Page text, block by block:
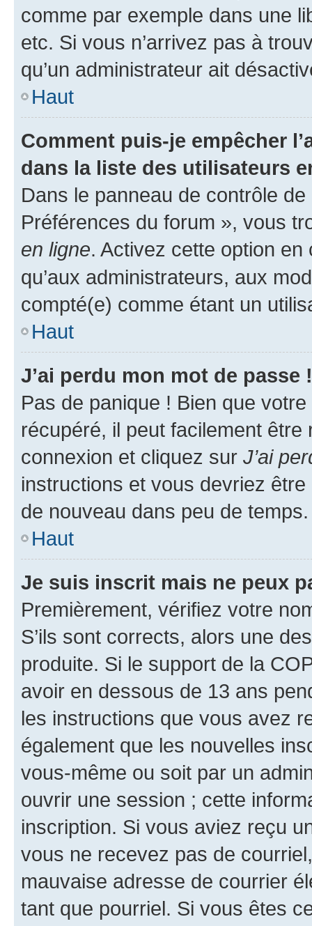
comme par exemple dans une
etc. Si vous n’arrivez pas à
qu’un administrateur ait
Haut
Comment puis-je empêcher
dans la liste des utilisateurs
Dans le panneau de contrôle
Préférences du forum », vous
en ligne. Activez cette option
qu’aux administrateurs, aux
compté(e) comme étant un
Haut
J’ai perdu mon mot de passe !
Pas de panique ! Bien que
récupéré, il peut facilement
connexion et cliquez sur J’ai
instructions et vous devriez
de nouveau dans peu de temps.
Haut
Je suis inscrit mais ne peux
Premièrement, vérifiez votre
S’ils sont corrects, alors une
produite. Si le support de la
avoir en dessous de 13 ans
les instructions que vous avez
également que les nouvelles
vous-même ou soit par un
ouvrir une session ; cette
inscription. Si vous aviez reçu
vous ne recevez pas de
mauvaise adresse de courrier
tant que pourriel. Si vous êtes